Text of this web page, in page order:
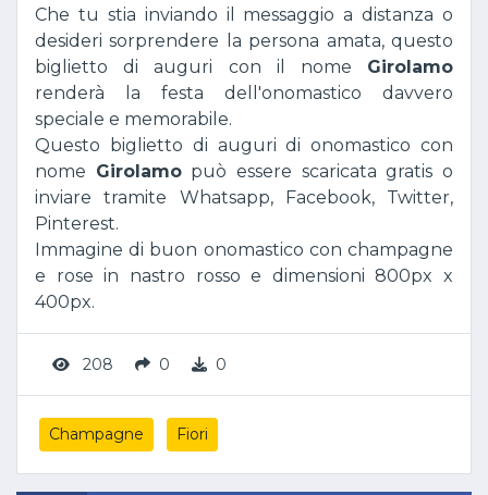
Che tu stia inviando il messaggio a distanza o
desideri sorprendere la persona amata, questo
biglietto di auguri con il nome Girolamo
renderà la festa dell'onomastico davvero
speciale e memorabile.
Questo biglietto di auguri di onomastico con
nome Girolamopuò essere scaricata gratis o
inviare tramite Whatsapp, Facebook, Twitter,
Pinterest.
Immagine di buon onomastico con champagne
e rose in nastro rosso e dimensioni 800px x
400px.
208 0 0
Champagne Fiori